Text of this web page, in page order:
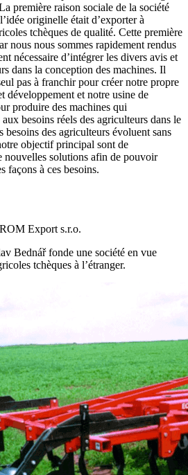
première raison sociale de la société
originelle était d’exporter à
tchèques de qualité. Cette première
nous nous sommes rapidement rendus
nécessaire d’intégrer les divers avis et
dans la conception des machines. Il
pas à franchir pour créer notre propre
développement et notre usine de
produire des machines qui
besoins réels des agriculteurs dans le
besoins des agriculteurs évoluent sans
objectif principal sont de
nouvelles solutions afin de pouvoir
façons à ces besoins.
Export s.r.o.
Bednář fonde une société en vue
tchèques à l’étranger.